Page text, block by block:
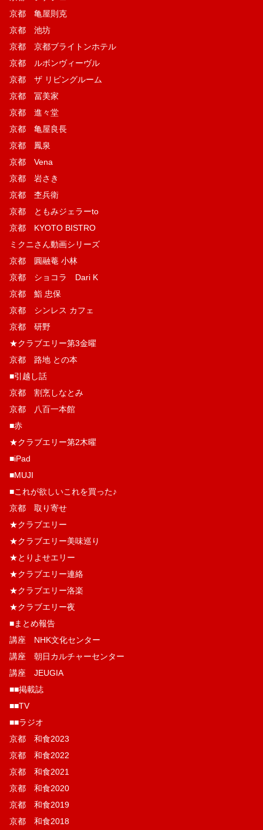
京都 亀屋則克
京都 池坊
京都 京都ブライトンホテル
京都 ルボンヴィーヴル
京都 ザ リビングルーム
京都 冨美家
京都 進々堂
京都 亀屋良長
京都 鳳泉
京都 Vena
京都 岩さき
京都 杢兵衛
京都 ともみジェラーto
京都 KYOTO BISTRO
ミクニさん動画シリーズ
京都 圓融菴 小林
京都 ショコラ Dari K
京都 鮨 忠保
京都 シンレス カフェ
京都 研野
★クラブエリー第3金曜
京都 路地 との本
■引越し話
京都 割烹しなとみ
京都 八百一本館
■赤
★クラブエリー第2木曜
■iPad
■MUJI
■これが欲しいこれを買った♪
京都 取り寄せ
★クラブエリー
★クラブエリー美味巡り
★とりよせエリー
★クラブエリー連絡
★クラブエリー洛楽
★クラブエリー夜
■まとめ報告
講座 NHK文化センター
講座 朝日カルチャーセンター
講座 JEUGIA
■■掲載誌
■■TV
■■ラジオ
京都 和食2023
京都 和食2022
京都 和食2021
京都 和食2020
京都 和食2019
京都 和食2018